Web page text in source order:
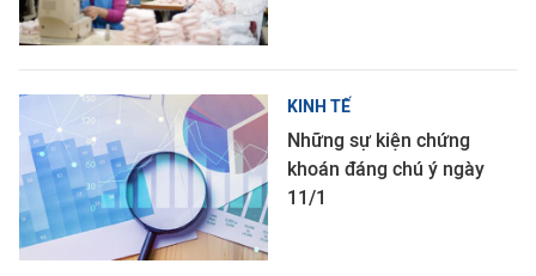
KINH TẾ
Những sự kiện chứng
khoán đáng chú ý ngày
11/1